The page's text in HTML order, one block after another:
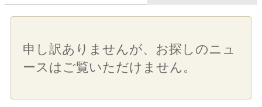
申し訳ありませんが、お探しのニュ
ースはご覧いただけません。